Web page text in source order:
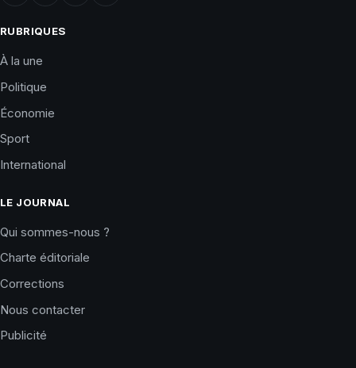
RUBRIQUES
À la une
Politique
Économie
Sport
International
LE JOURNAL
Qui sommes-nous ?
Charte éditoriale
Corrections
Nous contacter
Publicité